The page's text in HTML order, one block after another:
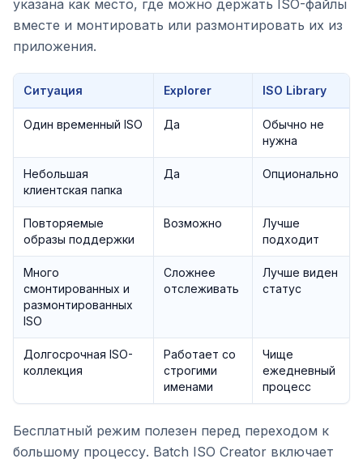
указана как место, где можно держать ISO-файлы
вместе и монтировать или размонтировать их из
приложения.
Ситуация Explorer ISO Library
Один временный ISO Да
Обычно не
нужна
Небольшая
клиентская папка
Да Опционально
Повторяемые
образы поддержки
Возможно
Лучше
подходит
Много
смонтированных и
размонтированных
ISO
Сложнее
отслеживать
Лучше виден
статус
Долгосрочная ISO-
коллекция
Работает со
строгими
именами
Чище
ежедневный
процесс
Бесплатный режим полезен перед переходом к
большому процессу. Batch ISO Creator включает